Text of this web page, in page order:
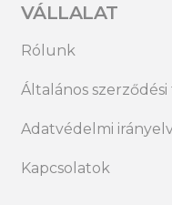
VÁLLALAT
Rólunk
Általános
Adatvédelmi
Kapcsolatok